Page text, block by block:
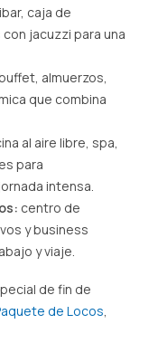
caja de
jacuzzi para una
almuerzos,
que combina
al aire libre, spa,
para
intensa.
centro de
y business
y viaje.
de fin de
de Locos,